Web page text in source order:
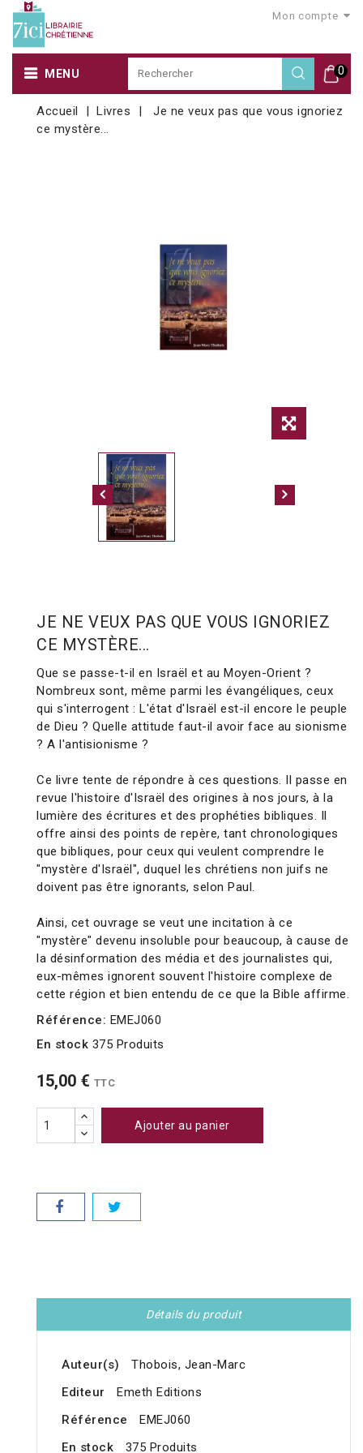
Mon compte
0
MENU
Accueil Livres
Je ne veux pas que vous ignoriez
ce mystère...
JE NE VEUX PAS QUE VOUS IGNORIEZ
CE MYSTÈRE...
Que se passe-t-il en Israël et au Moyen-Orient ?
Nombreux sont, même parmi les évangéliques, ceux
qui s'interrogent : L'état d'Israël est-il encore le peuple
de Dieu ? Quelle attitude faut-il avoir face au sionisme
? A l'antisionisme ?
Ce livre tente de répondre à ces questions. Il passe en
revue l'histoire d'Israël des origines à nos jours, à la
lumière des écritures et des prophéties bibliques. Il
offre ainsi des points de repère, tant chronologiques
que bibliques, pour ceux qui veulent comprendre le
"mystère d'Israël", duquel les chrétiens non juifs ne
doivent pas être ignorants, selon Paul.
Ainsi, cet ouvrage se veut une incitation à ce
"mystère" devenu insoluble pour beaucoup, à cause de
la désinformation des média et des journalistes qui,
eux-mêmes ignorent souvent l'histoire complexe de
cette région et bien entendu de ce que la Bible affirme.
Référence: EMEJ060
En stock 375 Produits
15,00 € TTC
Ajouter au panier
Détails du produit
Auteur(s)
Thobois, Jean-Marc
Editeur
Emeth Editions
Référence
EMEJ060
En stock
375 Produits